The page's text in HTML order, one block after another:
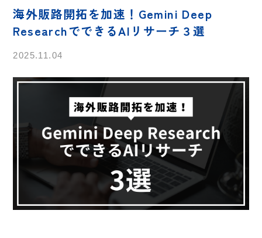
海外販路開拓を加速！Gemini Deep
ResearchでできるAIリサーチ３選
2025.11.04